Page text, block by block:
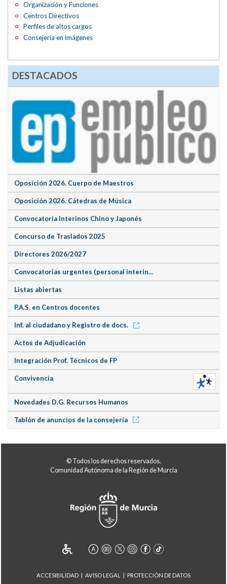
Organización y Funciones
Centros Directivos
Perfiles de altos cargos
Consejería en imágenes
DESTACADOS
Oposición 2026. Cuerpo de Maestros
Oposición 2026. Cátedras de Música
Convocatoria Interinos Chino y Japonés
Concurso de Traslados 2025
Directores 2026/2027
Convocatorias urgentes (personal interin...
Listas abiertas
P.A.S. en Centros docentes
Inf. al ciudadano y Registro de docs.
Actos de Adjudicación
Integración Prof. Técnicos de FP
Convivencia
Novedades D.G. Recursos Humanos
Tablón de anuncios de la consejería
© Todos los derechos reservados.
Comunidad Autónoma de la Región de Murcia
ACCESIBILIDAD AVISO LEGAL PROTECCIÓN DE DATOS